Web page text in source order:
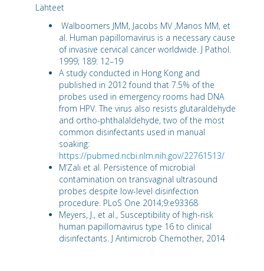
Lähteet
Walboomers JMM, Jacobs MV ,Manos MM, et
al. Human papillomavirus is a necessary cause
of invasive cervical cancer worldwide. J Pathol.
1999; 189: 12–19
A study conducted in Hong Kong and
published in 2012 found that 7.5% of the
probes used in emergency rooms had DNA
from HPV. The virus also resists glutaraldehyde
and ortho-phthalaldehyde, two of the most
common disinfectants used in manual
soaking:
https://pubmed.ncbi.nlm.nih.gov/22761513/
M’Zali et al. Persistence of microbial
contamination on transvaginal ultrasound
probes despite low-level disinfection
procedure. PLoS One 2014;9:e93368
Meyers, J., et al., Susceptibility of high-risk
human papillomavirus type 16 to clinical
disinfectants. J Antimicrob Chemother, 2014